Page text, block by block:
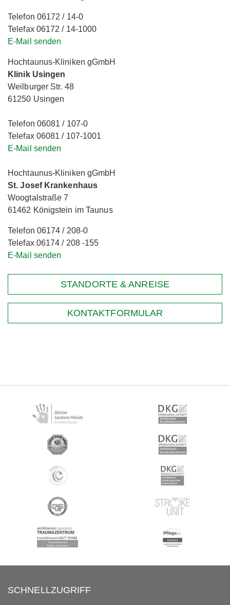
Telefon 06172 / 14-0
Telefax 06172 / 14-1000
E-Mail senden
Hochtaunus-Kliniken gGmbH
Klinik Usingen
Weilburger Str. 48
61250 Usingen
Telefon 06081 / 107-0
Telefax 06081 / 107-1001
E-Mail senden
Hochtaunus-Kliniken gGmbH
St. Josef Krankenhaus
Woogtalstraße 7
61462 Königstein im Taunus
Telefon 06174 / 208-0
Telefax 06174 / 208 -155
E-Mail senden
STANDORTE & ANREISE
KONTAKTFORMULAR
SCHNELLZUGRIFF